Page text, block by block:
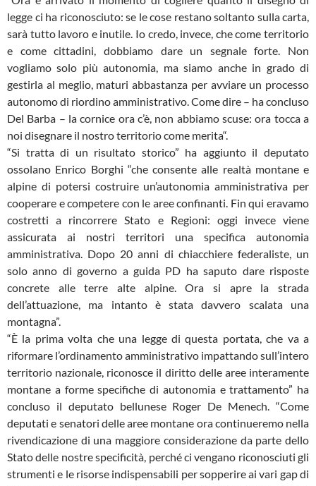
legge ci ha riconosciuto: se le cose restano soltanto sulla carta,
sarà tutto lavoro e inutile. Io credo, invece, che come territorio
e come cittadini, dobbiamo dare un segnale forte. Non
vogliamo solo più autonomia, ma siamo anche in grado di
gestirla al meglio, maturi abbastanza per avviare un processo
autonomo di riordino amministrativo. Come dire – ha concluso
Del Barba – la cornice ora c’è, non abbiamo scuse: ora tocca a
noi disegnare il nostro territorio come merita“.
“Si tratta di un risultato storico” ha aggiunto il deputato
ossolano Enrico Borghi “che consente alle realtà montane e
alpine di potersi costruire un’autonomia amministrativa per
cooperare e competere con le aree confinanti. Fin qui eravamo
costretti a rincorrere Stato e Regioni: oggi invece viene
assicurata ai nostri territori una specifica autonomia
amministrativa. Dopo 20 anni di chiacchiere federaliste, un
solo anno di governo a guida PD ha saputo dare risposte
concrete alle terre alte alpine. Ora si apre la strada
dell’attuazione, ma intanto è stata davvero scalata una
montagna”.
“È la prima volta che una legge di questa portata, che va a
riformare l’ordinamento amministrativo impattando sull’intero
territorio nazionale, riconosce il diritto delle aree interamente
montane a forme specifiche di autonomia e trattamento” ha
concluso il deputato bellunese Roger De Menech. “Come
deputati e senatori delle aree montane ora continueremo nella
rivendicazione di una maggiore considerazione da parte dello
Stato delle nostre specificità, perché ci vengano riconosciuti gli
strumenti e le risorse indispensabili per sopperire ai vari gap di